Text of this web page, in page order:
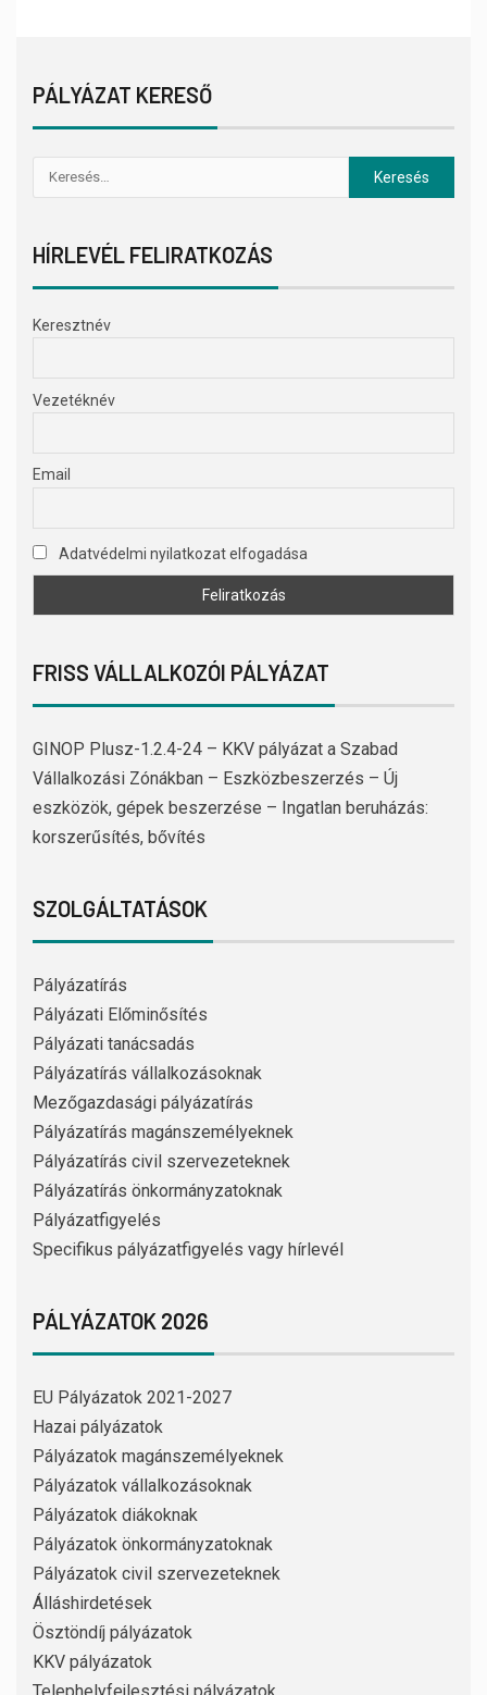
PÁLYÁZAT KERESŐ
HÍRLEVÉL FELIRATKOZÁS
Keresztnév
Vezetéknév
Email
Adatvédelmi nyilatkozat elfogadása
FRISS VÁLLALKOZÓI PÁLYÁZAT
GINOP Plusz-1.2.4-24 – KKV pályázat a Szabad
Vállalkozási Zónákban – Eszközbeszerzés – Új
eszközök, gépek beszerzése – Ingatlan beruházás:
korszerűsítés, bővítés
SZOLGÁLTATÁSOK
Pályázatírás
Pályázati Előminősítés
Pályázati tanácsadás
Pályázatírás vállalkozásoknak
Mezőgazdasági pályázatírás
Pályázatírás magánszemélyeknek
Pályázatírás civil szervezeteknek
Pályázatírás önkormányzatoknak
Pályázatfigyelés
Specifikus pályázatfigyelés vagy hírlevél
PÁLYÁZATOK 2026
EU Pályázatok 2021-2027
Hazai pályázatok
Pályázatok magánszemélyeknek
Pályázatok vállalkozásoknak
Pályázatok diákoknak
Pályázatok önkormányzatoknak
Pályázatok civil szervezeteknek
Álláshirdetések
Ösztöndíj pályázatok
KKV pályázatok